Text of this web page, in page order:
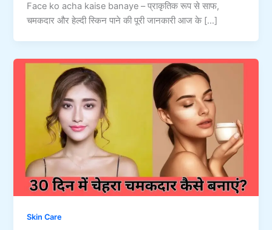
Face ko acha kaise banaye – प्राकृतिक रूप से साफ,
चमकदार और हेल्दी स्किन पाने की पूरी जानकारी आज के […]
Skin Care